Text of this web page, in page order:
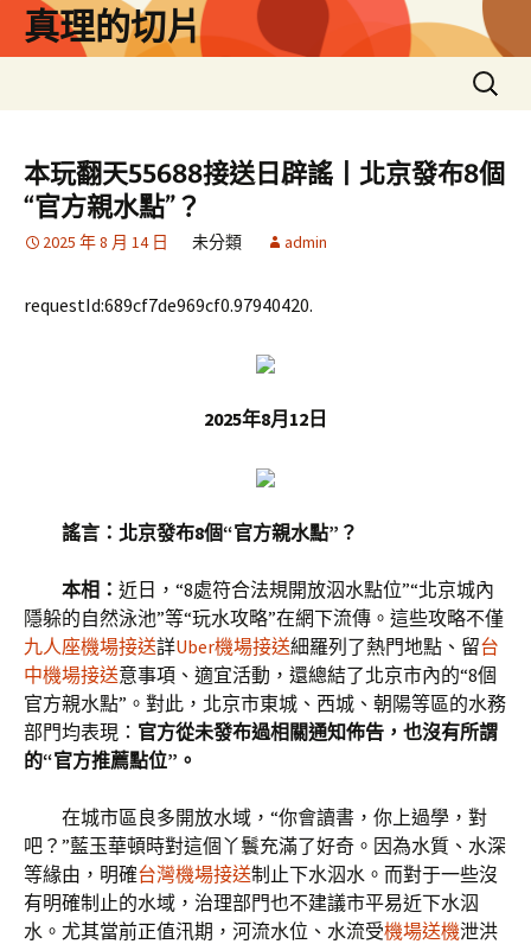
真理的切片
搜
尋
鍵
字:
本玩翻天55688接送日辟謠丨北京發布8個
“官方親水點”？
2025 年 8 月 14 日 未分類 admin
requestId:689cf7de969cf0.97940420.
2025年8月12日
謠言：北京發布8個“官方親水點”？
本相： 近日，“8處符合法規開放泅水點位”“北京城內
隱躲的自然泳池”等“玩水攻略”在網下流傳。這些攻略不僅
九人座機場接送詳Uber機場接送細羅列了熱門地點、留台
中機場接送意事項、適宜活動，還總結了北京市內的“8個
官方親水點”。對此，北京市東城、西城、朝陽等區的水務
部門均表現： 官方從未發布過相關通知佈告，也沒有所謂
的“官方推薦點位”。
在城市區良多開放水域，“你會讀書，你上過學，對
吧？”藍玉華頓時對這個丫鬟充滿了好奇。因為水質、水深
等緣由，明確台灣機場接送制止下水泅水。而對于一些沒
有明確制止的水域，治理部門也不建議市平易近下水泅
水。尤其當前正值汛期，河流水位、水流受機場送機泄洪